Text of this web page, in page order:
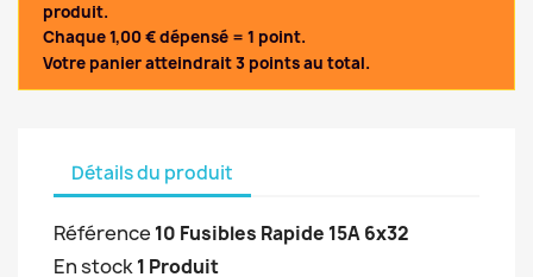
produit.
Chaque 1,00 € dépensé = 1 point.
Votre panier atteindrait 3 points au total.
Détails du produit
Référence 10 Fusibles Rapide 15A 6x32
En stock1 Produit